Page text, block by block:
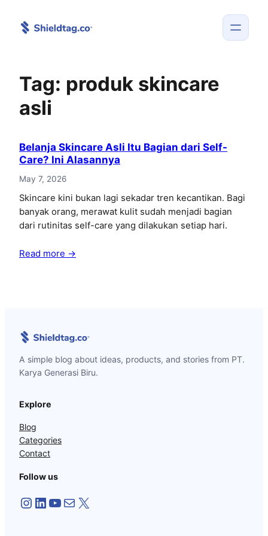
Tag: produk skincare
asli
Belanja Skincare Asli Itu Bagian dari Self-
Care? Ini Alasannya
May 7, 2026
Skincare kini bukan lagi sekadar tren kecantikan. Bagi
banyak orang, merawat kulit sudah menjadi bagian
dari rutinitas self-care yang dilakukan setiap hari.
Read more →
A simple blog about ideas, products, and stories from PT.
Karya Generasi Biru.
Explore
Blog
Categories
Contact
Follow us
Instagram LinkedIn YouTube Mail X